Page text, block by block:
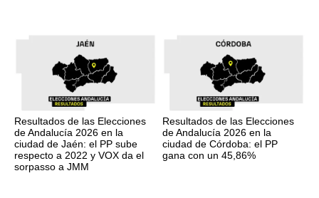
Resultados de las Elecciones
de Andalucía 2026 en la
ciudad de Jaén: el PP sube
respecto a 2022 y VOX da el
sorpasso a JMM
Resultados de las Elecciones
de Andalucía 2026 en la
ciudad de Córdoba: el PP
gana con un 45,86%